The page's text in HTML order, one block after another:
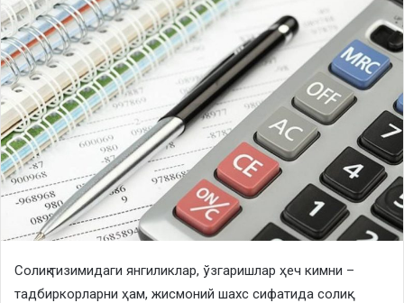
Солиқ тизимидаги янгиликлар, ўзгаришлар ҳеч кимни –
тадбиркорларни ҳам, жисмоний шахс сифатида солиқ